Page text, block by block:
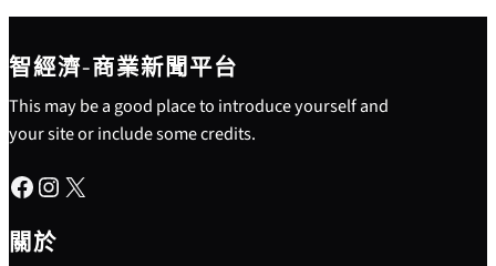
智經濟-商業新聞平台
This may be a good place to introduce yourself and
your site or include some credits.
Facebook Instagram X
關於